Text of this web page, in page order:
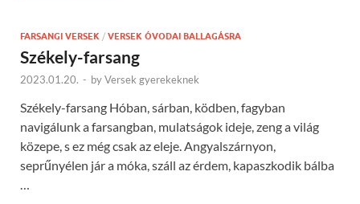
FARSANGI VERSEK / VERSEK ÓVODAI BALLAGÁSRA
Székely-farsang
2023.01.20. - byVersek gyerekeknek
Székely-farsang Hóban, sárban, ködben, fagyban
navigálunk a farsangban, mulatságok ideje, zeng a világ
közepe, s ez még csak az eleje. Angyalszárnyon,
seprűnyélen jár a móka, száll az érdem, kapaszkodik bálba